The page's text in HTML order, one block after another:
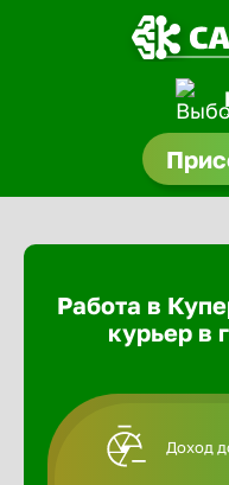
Работа в
курьер в
Доход